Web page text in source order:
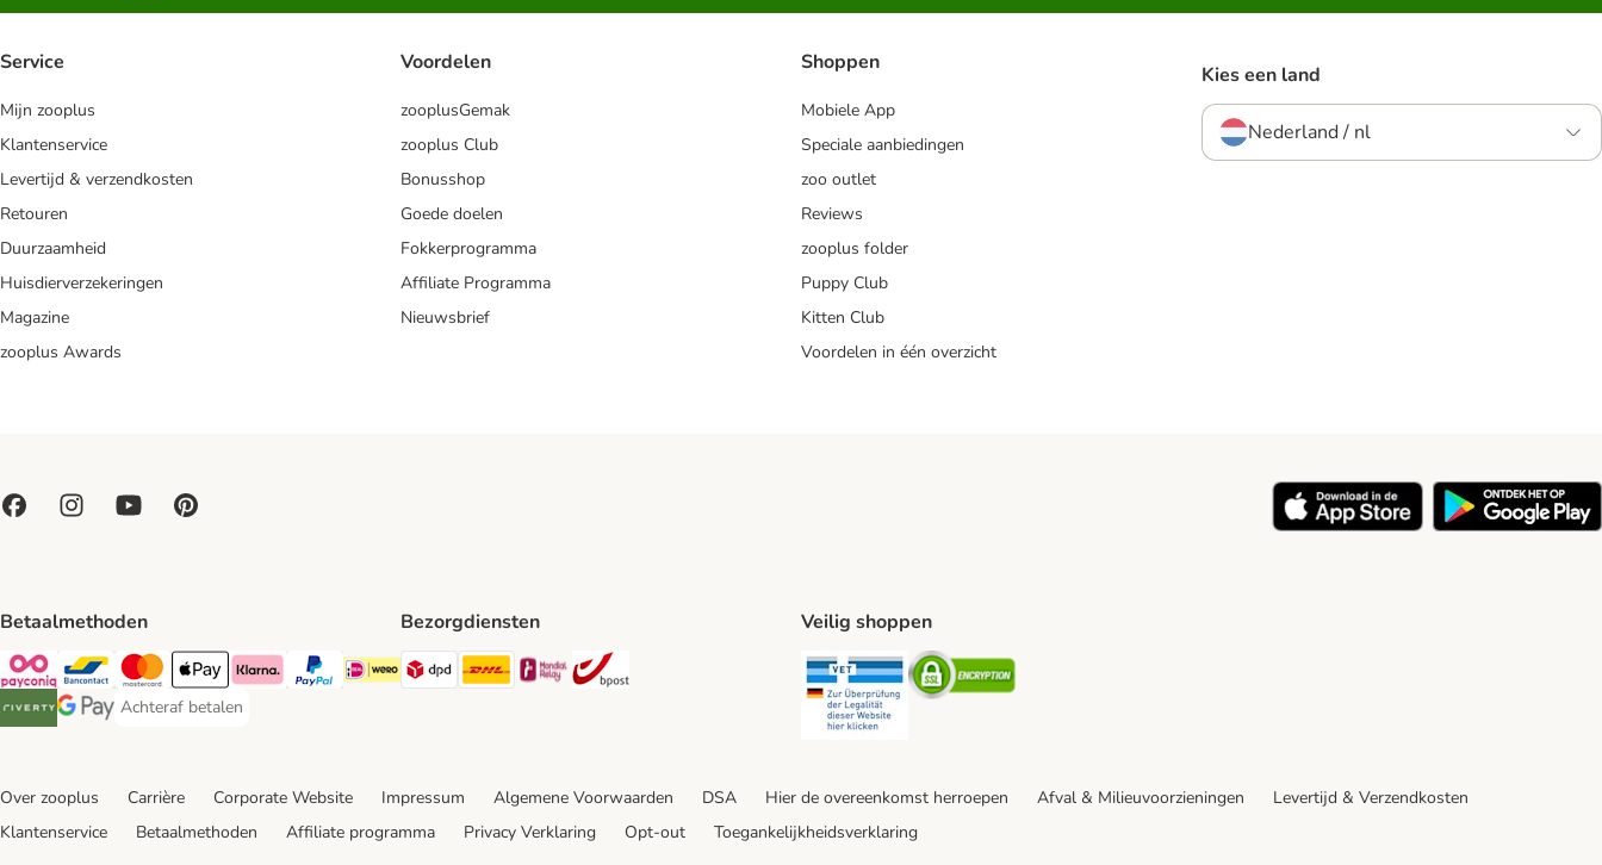
Service
Mijn zooplus
Klantenservice
Levertijd & verzendkosten
Retouren
Duurzaamheid
Huisdierverzekeringen
Magazine
zooplus Awards
Voordelen
zooplusGemak
zooplus Club
Bonusshop
Goede doelen
Fokkerprogramma
Affiliate Programma
Nieuwsbrief
Shoppen
Mobiele App
Speciale aanbiedingen
zoo outlet
Reviews
zooplus folder
Puppy Club
Kitten Club
Voordelen in één overzicht
Kies een land
Nederland / nl
Betaalmethoden
Payconiq Payment Method
Bancontact Payment Method
Mastercard Payment Method
Apple Pay Payment Method
Klarna Payment Method
PayPal Payment Method
iDeal Payment Method
Riverty Payment Method
Google Pay Payment Method
Achteraf betalen
Achteraf betalen Payment Method
Bezorgdiensten
Dpd Shipping Method
DHL Shipping Method
Mondial Relay Shipping Method
Veilig shoppen
Security Security
Over zooplus Carrière Corporate Website Impressum Algemene Voorwaarden DSA Hier de overeenkomst herroepen Afval & Milieuvoorzieningen
Levertijd & Verzendkosten
Klantenservice
Betaalmethoden Affiliate programma Privacy Verklaring Opt-out Toegankelijkheidsverklaring